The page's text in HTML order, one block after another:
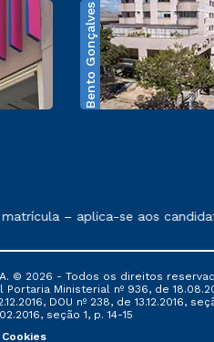
Bento Gonçalves
exposto no contrato de
– aplica-se aos
© 2026 - Todos os direitos
Ministerial nº 936, de
DOU nº 238, de
seção 1, p. 14-15